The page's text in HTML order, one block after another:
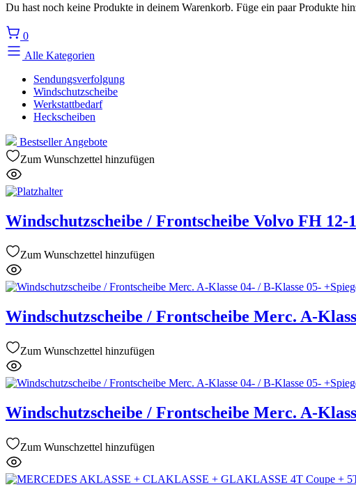
Du hast noch keine Produkte in deinem Warenkorb. Füge ein paar Produkte
0
Alle Kategorien
Sendungsverfolgung
Windschutzscheibe
Werkstattbedarf
Heckscheiben
BestsellerAngebote
Zum Wunschzettel hinzufügen
Windschutzscheibe / Frontscheibe Volvo FH
Zum Wunschzettel hinzufügen
Windschutzscheibe / Frontscheibe Merc. A-
Zum Wunschzettel hinzufügen
Windschutzscheibe / Frontscheibe Merc. A-
Zum Wunschzettel hinzufügen